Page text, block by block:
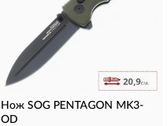
Нож SOG PENTAGON MK3-
OD